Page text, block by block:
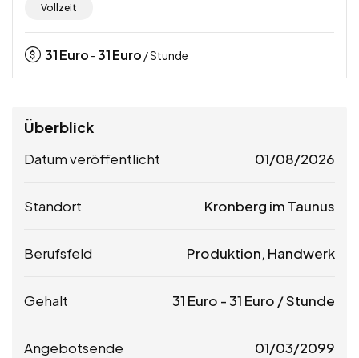
Vollzeit
31Euro -31Euro / Stunde
Überblick
Datum veröffentlicht 01/08/2026
Standort Kronberg im Taunus
Berufsfeld Produktion, Handwerk
Gehalt 31 Euro -31 Euro / Stunde
Angebotsende 01/03/2099